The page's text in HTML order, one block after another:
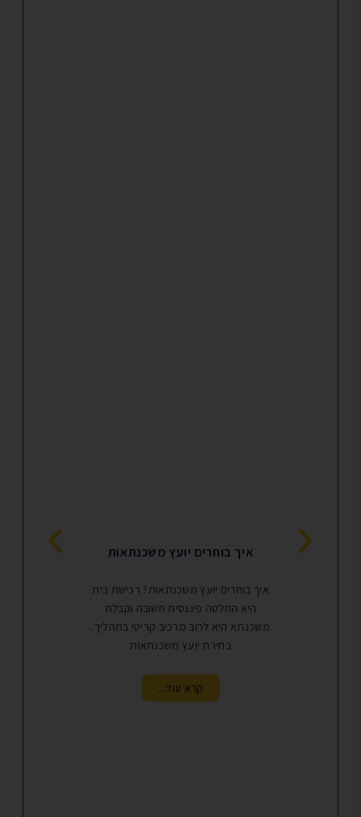
איך בוחרים יועץ משכנתאות
איך בוחרים יועץ משכנתאות? רכישת בית
היא החלטה פיננסית חשובה וקבלת
משכנתא היא לרוב מרכיב קריטי בתהליך.
בחירת יועץ משכנתאות
קרא עוד...